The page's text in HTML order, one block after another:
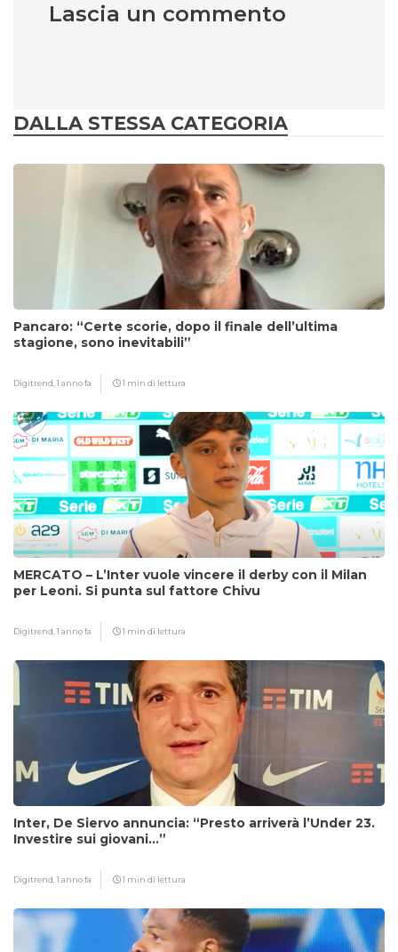
Lascia un commento
DALLA STESSA CATEGORIA
Pancaro: “Certe scorie, dopo il finale dell’ultima
stagione, sono inevitabili”
Digitrend,1 anno fa 1 min di lettura
MERCATO – L’Inter vuole vincere il derby con il Milan
per Leoni. Si punta sul fattore Chivu
Digitrend,1 anno fa 1 min di lettura
Inter, De Siervo annuncia: “Presto arriverà l’Under 23.
Investire sui giovani…”
Digitrend,1 anno fa 1 min di lettura